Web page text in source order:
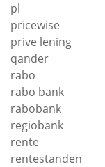
pl
pricewise
prive lening
qander
rabo
rabo bank
rabobank
regiobank
rente
rentestanden